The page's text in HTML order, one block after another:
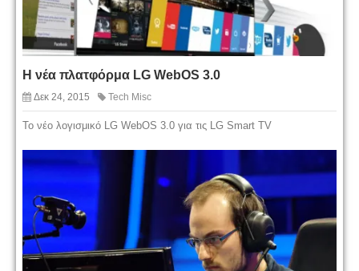
Η νέα πλατφόρμα LG WebOS 3.0
Δεκ 24, 2015 Tech Misc
Το νέο λογισμικό LG WebOS 3.0 για τις LG Smart TV